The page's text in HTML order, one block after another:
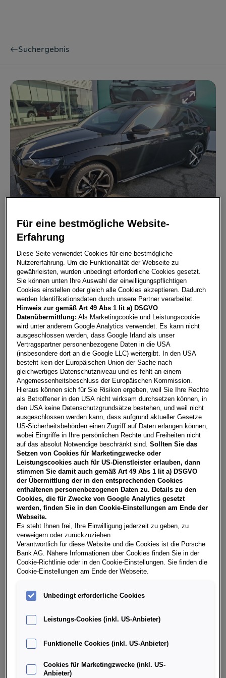
Suchergebnis
Scala Monte Carlo TSI
8230 Hartberg
Leasing Kredit
€266,30**
pro Monat
Laufzeit
60 Monate
pro Jahr
15.000 km
Eigenleistung
€5.000
Händler kontaktieren
Online-Abschluss anfragen
**Freibleibendes Musterangebot für Restwert Leasing inkl.
USt, NoVA, zzgl. gesetzl. Vertragsgebühr EUR 138,45 und
Bearbeitungskosten EUR 0,00. Gesamtleasingbetrag EUR
24.990,00, Restwert EUR 9.796,50, Sollzinssatz 7,29%
variabel, Effektivzinssatz 8,56% variabel, Gesamtbetrag EUR
30.912,95. Ihr Verkaufsberater freut sich darauf, Ihnen ein
individuelles Angebot erstellen zu können.
Teilen PDF herunterladen
Weitere Infos & Daten
Fahrzeugdaten
Finanzierung über die Porsche Bank
Händlerinformation
Für eine bestmögliche Website-
Erfahrung
Diese Seite verwendet Cookies für eine bestmögliche
Nutzererfahrung. Um die Funktionalität der Webseite zu
gewährleisten, wurden unbedingt erforderliche Cookies gesetzt.
Sie können unten Ihre Auswahl der einwilligungspflichtigen
Cookies einstellen oder gleich alle Cookies akzeptieren. Dadurch
werden Identifikationsdaten durch unsere Partner verarbeitet.
Hinweis zur gemäß Art 49 Abs 1 lit a) DSGVO
Datenübermittlung: Als Marketingcookie und Leistungscookie
wird unter anderem Google Analytics verwendet. Es kann nicht
ausgeschlossen werden, dass Google Irland als unser
Vertragspartner personenbezogene Daten in die USA
(insbesondere dort an die Google LLC) weitergibt. In den USA
besteht kein der Europäischen Union der Sache nach
gleichwertiges Datenschutzniveau und es fehlt an einem
Angemessenheitsbeschluss der Europäischen Kommission.
Hieraus können sich für Sie Risiken ergeben, weil Sie Ihre Rechte
als Betroffener in den USA nicht wirksam durchsetzen können, in
den USA keine Datenschutzgrundsätze bestehen, und weil nicht
ausgeschlossen werden kann, dass aufgrund aktueller Gesetze
US-Sicherheitsbehörden einen Zugriff auf Daten erlangen können,
wobei Eingriffe in Ihre persönlichen Rechte und Freiheiten nicht
auf das absolut Notwendige beschränkt sind.Sollten Sie das
Setzen von Cookies für Marketingzwecke oder
Leistungscookies auch für US-Dienstleister erlauben, dann
stimmen Sie damit auch gemäß Art 49 Abs 1 lit a) DSGVO
der Übermittlung der in den entsprechenden Cookies
enthaltenen personenbezogenen Daten zu. Details zu den
Cookies, die für Zwecke von Google Analytics gesetzt
werden, finden Sie in den Cookie-Einstellungen am Ende der
Webseite.
Es steht Ihnen frei, Ihre Einwilligung jederzeit zu geben, zu
verweigern oder zurückzuziehen.
Verantwortlich für diese Website und die Cookies ist die Porsche
Bank AG. Nähere Informationen über Cookies finden Sie in der
Cookie-Richtlinie oder in den Cookie-Einstellungen. Sie finden die
Cookie-Einstellungen am Ende der Webseite.
Unbedingt erforderliche Cookies
Leistungs-Cookies (inkl. US-Anbieter)
Funktionelle Cookies (inkl. US-Anbieter)
Cookies für Marketingzwecke (inkl. US-
Anbieter)